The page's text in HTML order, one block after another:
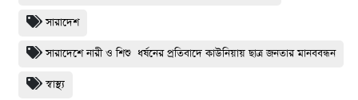
সারাদেশ
সারাদেশে নারী ও শিশু ধর্ষনের প্রতিবাদে কাউনিয়ায় ছাত্র জনতার মানববন্ধন
স্বাস্থ্য